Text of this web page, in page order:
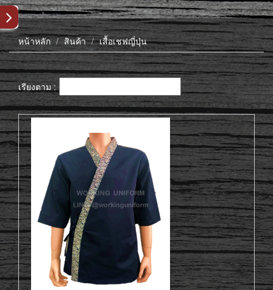
หน้าหลัก สินค้า เสื้อเชฟญี่ปุ่น
เรียงตาม :